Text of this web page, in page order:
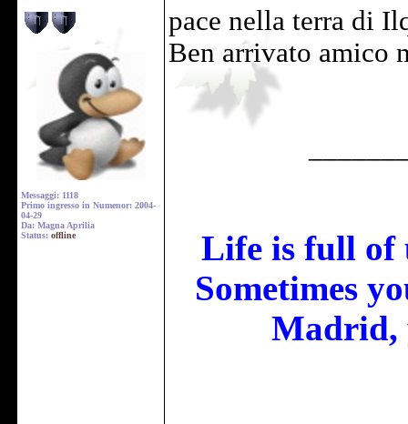
Messaggi: 1118
Primo ingresso in Numenor: 2004-
04-29
Da: Magna Aprilia
Status: offline
pace nella terra di
Ben arrivato amico
Life is full of
Sometimes
Madrid,